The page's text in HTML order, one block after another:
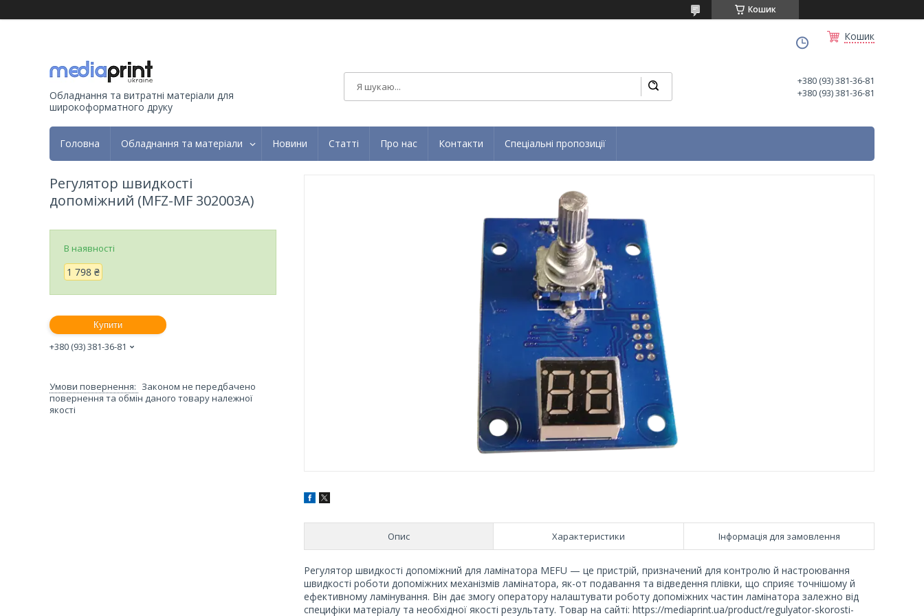
Кошик
Кошик
Обладнання та витратні матеріали для
широкоформатного друку
+380 (93) 381-36-81
+380 (93) 381-36-81
Головна Обладнання та матеріали Новини Статті Про нас Контакти Спеціальні пропозиції
Опис Характеристики Інформація для замовлення
Регулятор швидкості допоміжний для ламінатора MEFU — це пристрій, призначений для контролю й настроювання
швидкості роботи допоміжних механізмів ламінатора, як-от подавання та відведення плівки, що сприяє точнішому й
ефективному ламінування. Він дає змогу оператору налаштувати роботу допоміжних частин ламінатора залежно від
специфіки матеріалу та необхідної якості результату. Товар на сайті: https://mediaprint.ua/product/regulyator-skorosti-
Регулятор швидкості
допоміжний (MFZ-MF 302003A)
В наявності
1 798 ₴
Купити
+380 (93) 381-36-81
Законом не передбачено
повернення та обмін даного товару належної
якості